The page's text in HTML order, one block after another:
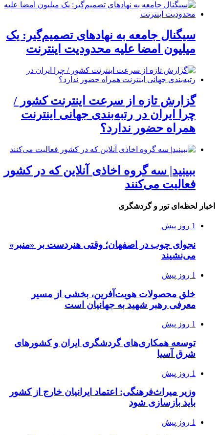
سیگنال جامعه به نهادهای تصمیم‌گیر: یک
میلیون امضا علیه محدودیت اینترنت
گزارش تازه از سرعت اینترنت کشور /
چرا ایران در رتبه‌بندی جهانی اینترنت
همراه حضور ندارد؟
ببینید| سه گروه اخاذی آنلاین که در کشور
فعالیت می‌کنند
اخبار لحظه‌ای تور و گردشگری
1 روز پیش
نجوای چوب در اصفهان؛ وقتی هنردست بر «منبر»
می‌نشیند
1 روز پیش
خلق محصولات هویت‌آفرین، بخشی از مسیر
معرفی رهبر شهید به جهانیان است
1 روز پیش
توسعه همکاری‌های گردشگری ایران و کشورهای
شرق آسیا
1 روز پیش
وزیر میراث‌فرهنگی: اعتماد ایرانیان خارج از کشور
باید بازسازی شود
1 روز پیش